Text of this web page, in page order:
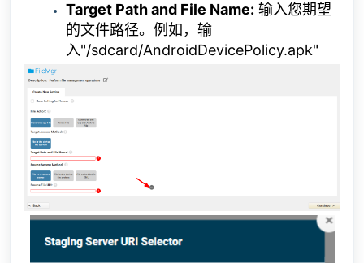
Target Path and File Name: 输入您期望
的文件路径。例如，输
入"/sdcard/AndroidDevicePolicy.apk"